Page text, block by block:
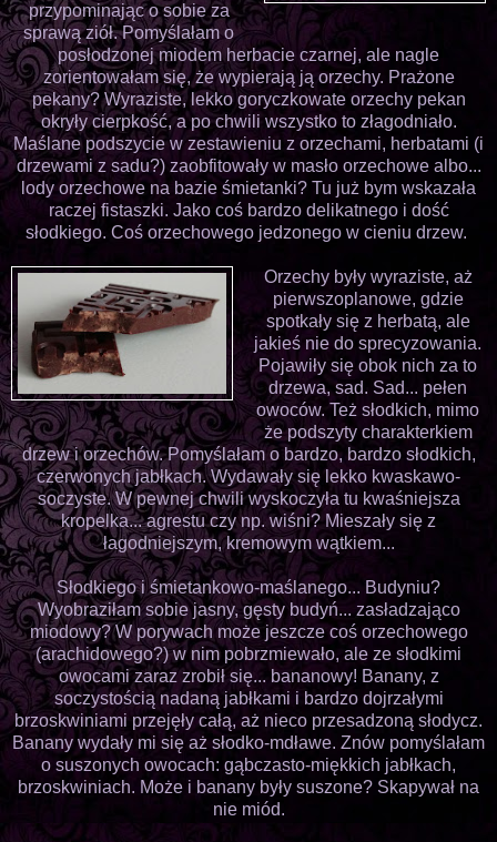
przypominając o sobie za
sprawą ziół. Pomyślałam o
posłodzonej miodem herbacie czarnej, ale nagle
zorientowałam się, że wypierają ją orzechy. Prażone
pekany? Wyraziste, lekko goryczkowate orzechy pekan
okryły cierpkość, a po chwili wszystko to złagodniało.
Maślane podszycie w zestawieniu z orzechami, herbatami (i
drzewami z sadu?) zaobfitowały w masło orzechowe albo...
lody orzechowe na bazie śmietanki? Tu już bym wskazała
raczej fistaszki. Jako coś bardzo delikatnego i dość
słodkiego. Coś orzechowego jedzonego w cieniu drzew.
Orzechy były wyraziste, aż
pierwszoplanowe, gdzie
spotkały się z herbatą, ale
jakieś nie do sprecyzowania.
Pojawiły się obok nich za to
drzewa, sad. Sad... pełen
owoców. Też słodkich, mimo
że podszyty charakterkiem
drzew i orzechów. Pomyślałam o bardzo, bardzo słodkich,
czerwonych jabłkach. Wydawały się lekko kwaskawo-
soczyste. W pewnej chwili wyskoczyła tu kwaśniejsza
kropelka... agrestu czy np. wiśni? Mieszały się z
łagodniejszym, kremowym wątkiem...
Słodkiego i śmietankowo-maślanego... Budyniu?
Wyobraziłam sobie jasny, gęsty budyń... zasładzająco
miodowy? W porywach może jeszcze coś orzechowego
(arachidowego?) w nim pobrzmiewało, ale ze słodkimi
owocami zaraz zrobił się... bananowy! Banany, z
soczystością nadaną jabłkami i bardzo dojrzałymi
brzoskwiniami przejęły całą, aż nieco przesadzoną słodycz.
Banany wydały mi się aż słodko-mdławe. Znów pomyślałam
o suszonych owocach: gąbczasto-miękkich jabłkach,
brzoskwiniach. Może i banany były suszone? Skapywał na
nie miód.